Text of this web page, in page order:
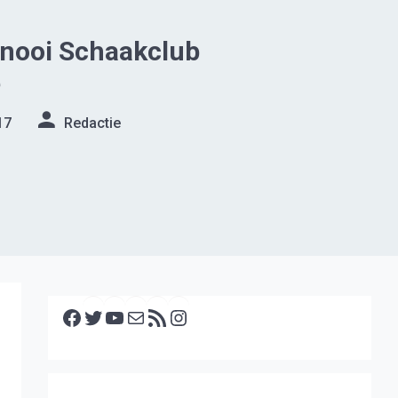
Schaakclub
Redactie
Facebook Twitter YouTube E-mail RSS feed